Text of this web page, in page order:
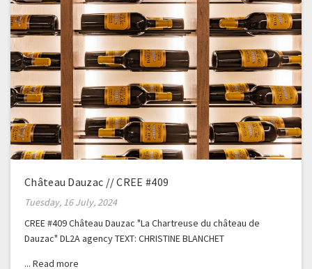
Château Dauzac // CREE #409
Tuesday, 16 July, 2024
CREE #409 Château Dauzac "La Chartreuse du château de
Dauzac" DL2A agency TEXT: CHRISTINE BLANCHET